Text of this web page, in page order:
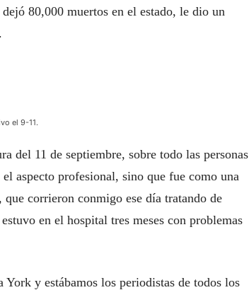
80,000 muertos en el estado, le dio un
el 9-11.
del 11 de septiembre, sobre todo las personas
aspecto profesional, sino que fue como una
corrieron conmigo ese día tratando de
en el hospital tres meses con problemas
y estábamos los periodistas de todos los